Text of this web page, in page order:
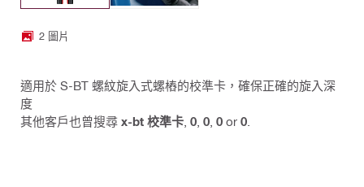
2 圖片
適用於 S-BT 螺紋旋入式螺樁的校準卡，確保正確的旋入深
度
其他客戶也曾搜尋 x-bt 校準卡 0 0 0 or 0